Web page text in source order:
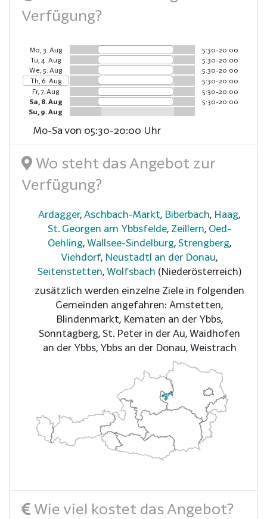
Verfügung?
Mo, 3. Aug
5:30-20:00
Tu, 4. Aug
5:30-20:00
We, 5. Aug
5:30-20:00
Th, 6. Aug
5:30-20:00
Fr, 7. Aug
5:30-20:00
Sa, 8. Aug
5:30-20:00
Su, 9. Aug
Mo-Sa von 05:30-20:00 Uhr
Wo steht das Angebot zur
Verfügung?
Ardagger, Aschbach-Markt, Biberbach, Haag,
St. Georgen am Ybbsfelde, Zeillern, Oed-
Oehling, Wallsee-Sindelburg, Strengberg,
Viehdorf, Neustadtl an der Donau,
Seitenstetten, Wolfsbach (Niederösterreich)
zusätzlich werden einzelne Ziele in folgenden
Gemeinden angefahren: Amstetten,
Blindenmarkt, Kematen an der Ybbs,
Sonntagberg, St. Peter in der Au, Waidhofen
an der Ybbs, Ybbs an der Donau, Weistrach
Wie viel kostet das Angebot?